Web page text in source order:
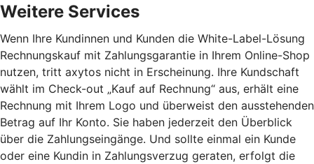
Weitere Services
Wenn Ihre Kundinnen und Kunden die White-Label-Lösung
Rechnungskauf mit Zahlungsgarantie in Ihrem Online-Shop
nutzen, tritt axytos nicht in Erscheinung. Ihre Kundschaft
wählt im Check-out „Kauf auf Rechnung“ aus, erhält eine
Rechnung mit Ihrem Logo und überweist den ausstehenden
Betrag auf Ihr Konto. Sie haben jederzeit den Überblick
über die Zahlungseingänge. Und sollte einmal ein Kunde
oder eine Kundin in Zahlungsverzug geraten, erfolgt die